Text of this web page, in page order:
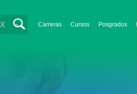
Carreras Cursos Posgrados
X